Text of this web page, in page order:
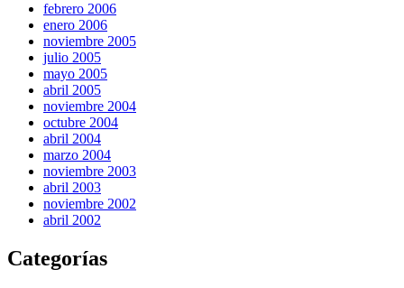
febrero 2006
enero 2006
noviembre 2005
julio 2005
mayo 2005
abril 2005
noviembre 2004
octubre 2004
abril 2004
marzo 2004
noviembre 2003
abril 2003
noviembre 2002
abril 2002
Categorías